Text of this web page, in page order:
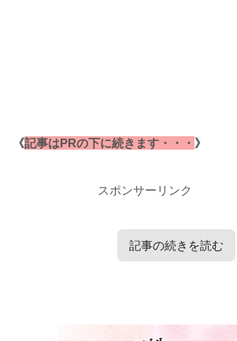
《記事はPRの下に続きます・・・ 》
スポンサーリンク
記事の続きを読む
タップで見たい内容へ移動